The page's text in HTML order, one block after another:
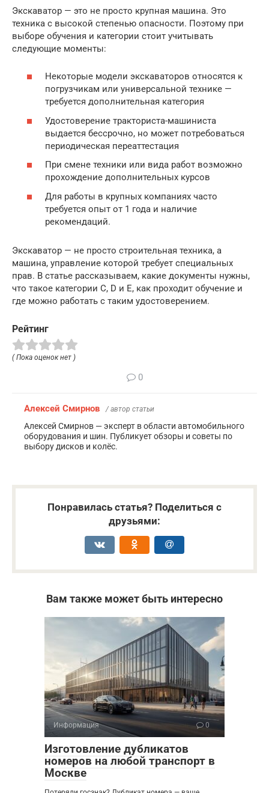
Экскаватор — это не просто крупная машина. Это
техника с высокой степенью опасности. Поэтому при
выборе обучения и категории стоит учитывать
следующие моменты:
Некоторые модели экскаваторов относятся к
погрузчикам или универсальной технике —
требуется дополнительная категория
Удостоверение тракториста-машиниста
выдается бессрочно, но может потребоваться
периодическая переаттестация
При смене техники или вида работ возможно
прохождение дополнительных курсов
Для работы в крупных компаниях часто
требуется опыт от 1 года и наличие
рекомендаций.
Экскаватор — не просто строительная техника, а
машина, управление которой требует специальных
прав. В статье рассказываем, какие документы нужны,
что такое категории С, D и Е, как проходит обучение и
где можно работать с таким удостоверением.
Рейтинг
( Пока оценок нет )
0
Алексей Смирнов / автор статьи
Алексей Смирнов — эксперт в области автомобильного
оборудования и шин. Публикует обзоры и советы по
выбору дисков и колёс.
Понравилась статья? Поделиться с
друзьями:
Вам также может быть интересно
Информация 0
Изготовление дубликатов
номеров на любой транспорт в
Москве